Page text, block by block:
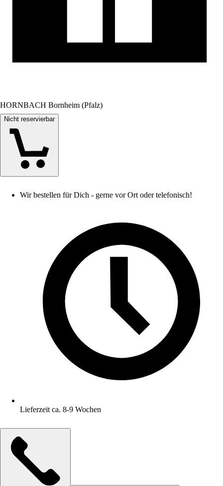
HORNBACH Bornheim (Pfalz)
Nicht reservierbar
Wir bestellen für Dich - gerne vor Ort oder telefonisch!
Lieferzeit ca. 8-9 Wochen